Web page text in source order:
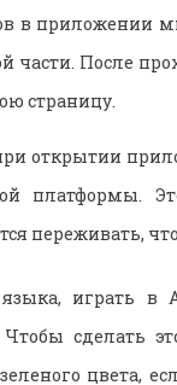
в приложении
части. После
страницу.
открытии
платформы.
переживать,
играть в
Чтобы сделать
цвета,